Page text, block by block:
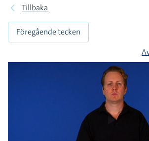
Tillbaka
Föregående tecken